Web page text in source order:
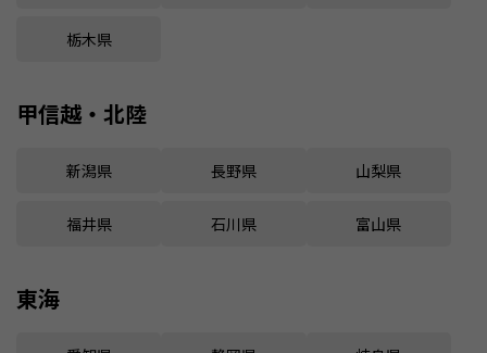
栃木県
甲信越・北陸
新潟県 長野県 山梨県
福井県 石川県 富山県
東海